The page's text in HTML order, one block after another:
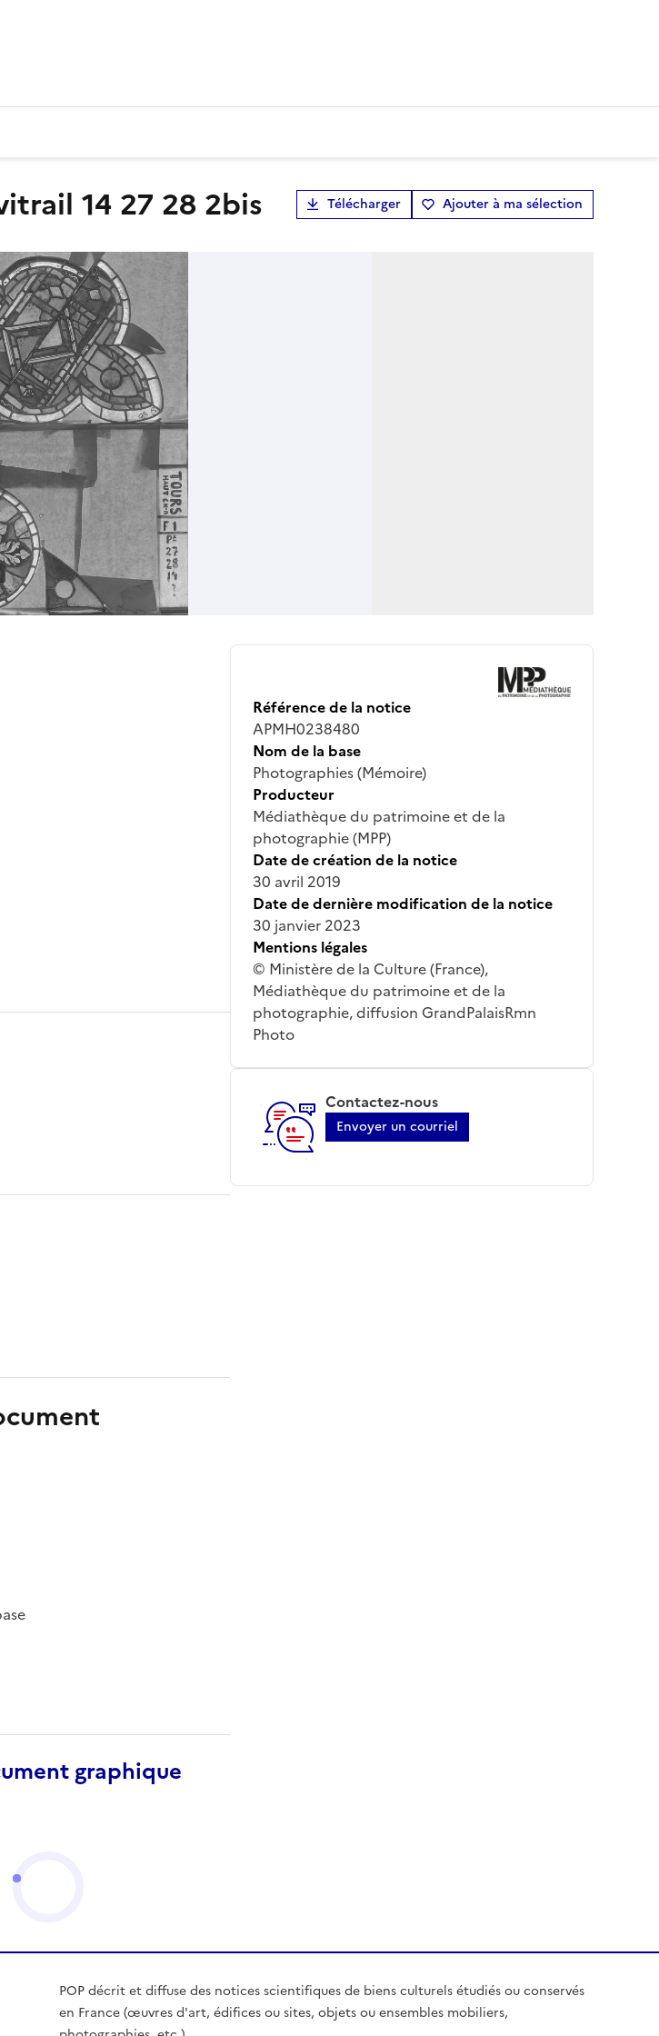
14 27 28 2bis Télécharger Ajouter à ma sélection
graphique
Référence de la notice
APMH0238480
Nom de la base
Photographies (Mémoire)
Producteur
Médiathèque du patrimoine et de la
photographie (MPP)
Date de création de la notice
30 avril 2019
Date de dernière modification de la notice
30 janvier 2023
Mentions légales
© Ministère de la Culture (France),
Médiathèque du patrimoine et de la
photographie, diffusion GrandPalaisRmn
Photo
Contactez-nous
Envoyer un courriel
POP décrit et diffuse des notices scientifiques de biens culturels étudiés ou conservés
en France (œuvres d'art, édifices ou sites, objets ou ensembles mobiliers,